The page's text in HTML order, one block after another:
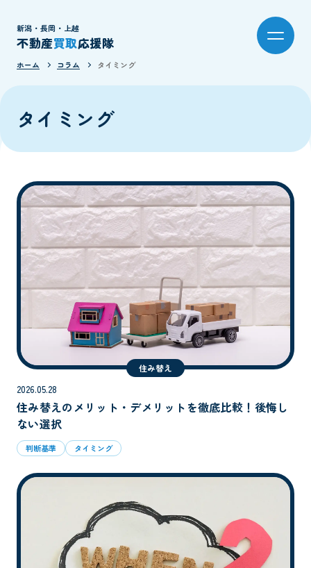
新潟・長岡・上越
不動産買取応援隊
ホーム コラム タイミング
タイミング
住み替え
2026.05.28
住み替えのメリット・デメリットを徹底比較！後悔し
ない選択
判断基準 タイミング